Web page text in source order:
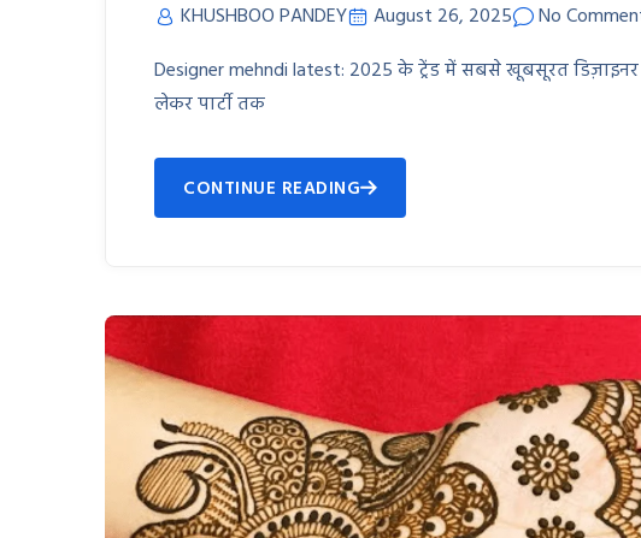
KHUSHBOO PANDEY August 26, 2025
No
Designer mehndi latest: 2025 के ट्रेंड में सबसे खूबसूरत
लेकर पार्टी तक
CONTINUE READING